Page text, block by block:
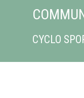
CYCLO